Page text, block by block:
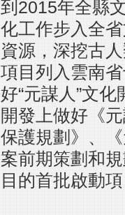
到2015年全縣
化工作步入全
資源，深挖古
項目列入雲南
好“元謀人”文
開發上做好《
保護規劃》、
案前期策劃和
目的首批啟動